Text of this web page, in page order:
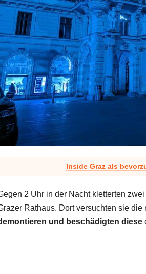
Inside Graz als
2 Uhr in der Nacht kletterten
Rathaus. Dort versuchten sie die
und beschädigten diese